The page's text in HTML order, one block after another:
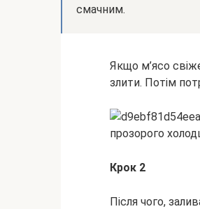
смачним.
Якщо м’ясо
злити. Потім
Крок 2
Після чого,